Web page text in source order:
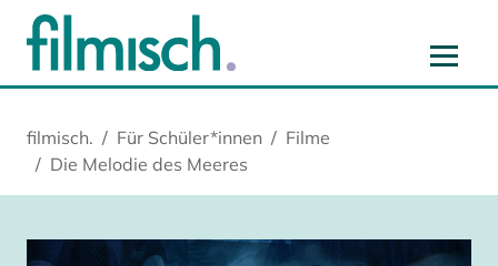
Hauptinhalt springen
Hauptnavigation springen
Cookie-Einstellungen springen
Startseite springen
filmisch. Für Schüler*innen
Filme
Die Melodie des Meeres